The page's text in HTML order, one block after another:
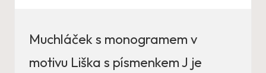
Muchláček s monogramem v
motivu Liška s písmenkem J je